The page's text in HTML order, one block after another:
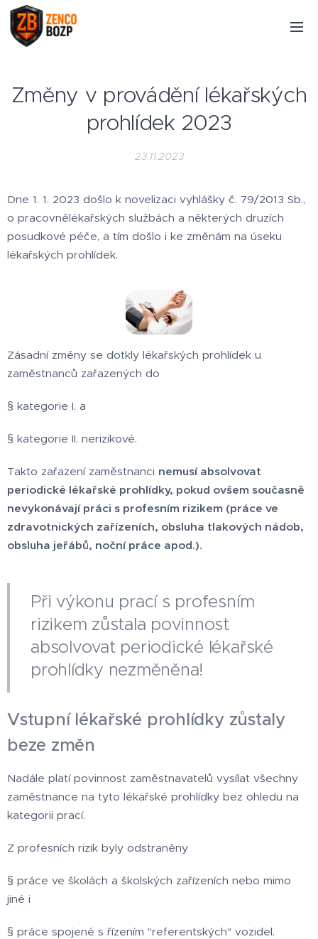
Změny v provádění lékařských
prohlídek 2023
23.11.2023
Dne 1. 1. 2023 došlo k novelizaci vyhlášky č. 79/2013 Sb.,
o pracovnělékařských službách a některých druzích
posudkové péče, a tím došlo i ke změnám na úseku
lékařských prohlídek.
Zásadní změny se dotkly lékařských prohlídek u
zaměstnanců zařazených do
§ kategorie I. a
§ kategorie II. nerizikové.
Takto zařazení zaměstnanci nemusí absolvovat
periodické lékařské prohlídky, pokud ovšem současně
nevykonávají práci s profesním rizikem (práce ve
zdravotnických zařízeních, obsluha tlakových nádob,
obsluha jeřábů, noční práce apod.).
Při výkonu prací s profesním
rizikem zůstala povinnost
absolvovat periodické lékařské
prohlídky nezměněna!
Vstupní lékařské prohlídky zůstaly
beze změn
Nadále platí povinnost zaměstnavatelů vysílat všechny
zaměstnance na tyto lékařské prohlídky bez ohledu na
kategorii prací.
Z profesních rizik byly odstraněny
§ práce ve školách a školských zařízeních nebo mimo
jiné i
§ práce spojené s řízením "referentských" vozidel.